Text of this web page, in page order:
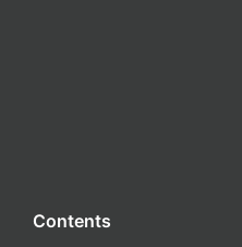
Contents